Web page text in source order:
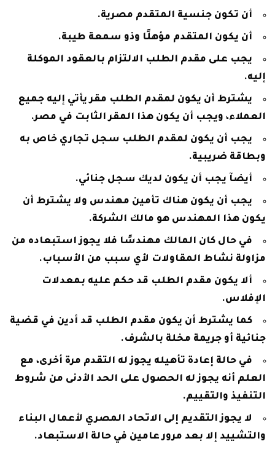
أن تكون جنسية المتقدم مصرية.
أن يكون المتقدم مؤهلًا وذو سمعة طيبة.
يجب على مقدم الطلب الالتزام بالعقود الموكلة
إليه.
يشترط أن يكون لمقدم الطلب مقر يأتي إليه جميع
العملاء، ويجب أن يكون هذا المقر الثابت في مصر.
يجب أن يكون لمقدم الطلب سجل تجاري خاص به
وبطاقة ضريبية.
أيضآ يجب أن يكون لديك سجل جنائي.
يجب أن يكون هناك تأمين مهندس ولا يشترط أن
يكون هذا المهندس هو مالك الشركة.
في حال كان المالك مهندسًا فلا يجوز استبعاده من
مزاولة نشاط المقاولات لأي سبب من الأسباب.
ألا يكون مقدم الطلب قد حكم عليه بمعدلات
الإفلاس.
كما يشترط أن يكون مقدم الطلب قد أدين في قضية
جنائية أو جريمة مخلة بالشرف.
في حالة إعادة تأهيله يجوز له التقدم مرة أخرى، مع
العلم أنه يجوز له الحصول على الحد الأدنى من شروط
التنفيذ والتقييم.
لا يجوز التقديم إلى الاتحاد المصري لأعمال البناء
والتشييد إلا بعد مرور عامين في حالة الاستبعاد.